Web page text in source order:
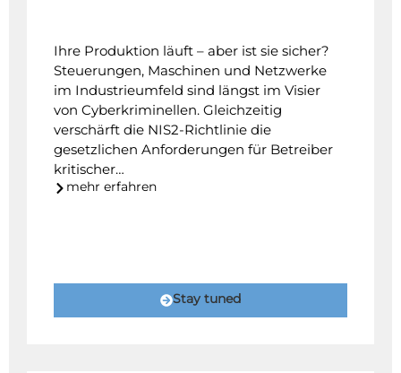
Ihre Produktion läuft – aber ist sie sicher?
Steuerungen, Maschinen und Netzwerke
im Industrieumfeld sind längst im Visier
von Cyberkriminellen. Gleichzeitig
verschärft die NIS2-Richtlinie die
gesetzlichen Anforderungen für Betreiber
kritischer…
mehr erfahren
Stay tuned